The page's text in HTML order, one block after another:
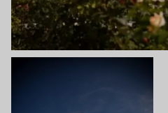
eÜgyintézés
Önkormányzati hivatal